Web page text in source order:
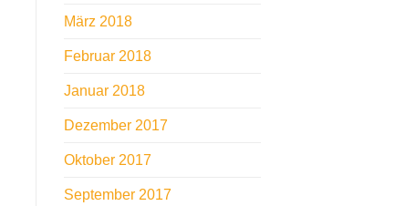
März 2018
Februar 2018
Januar 2018
Dezember 2017
Oktober 2017
September 2017